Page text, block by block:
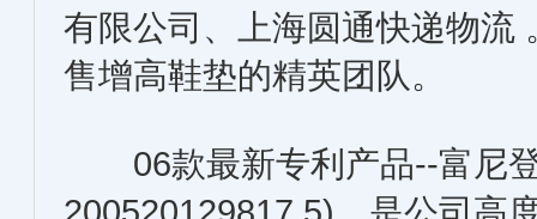
有限公司、上海圆通快递物流
售增高鞋垫的精英团队。
06款最新专利产品--富尼登